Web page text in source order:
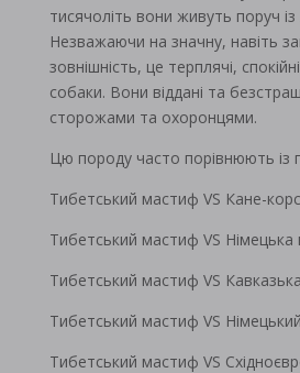
тисячоліть вони живуть поруч
Незважаючи на значну, навіть
зовнішність, це терплячі,
собаки. Вони віддані та
сторожами та охоронцями.
Цю породу часто порівнюють із
Тибетський мастиф VS Кане-
Тибетський мастиф VS Німецька
Тибетський мастиф VS
Тибетський мастиф VS
Тибетський мастиф VS